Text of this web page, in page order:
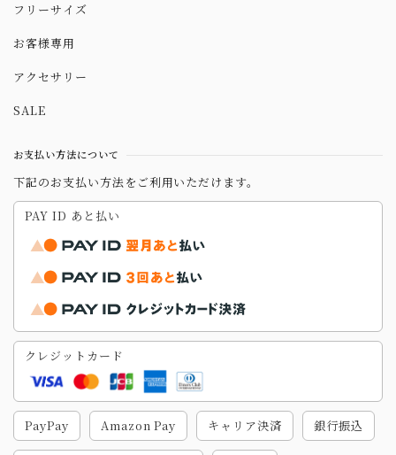
フリーサイズ
お客様専用
アクセサリー
SALE
お支払い方法について
下記のお支払い方法をご利用いただけます。
PAY ID あと払い
クレジットカード
PayPay Amazon Pay キャリア決済 銀行振込